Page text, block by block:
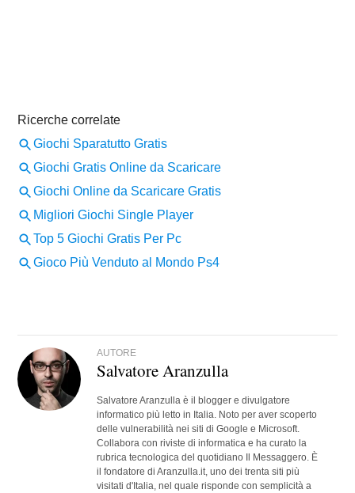
AUTORE
Salvatore Aranzulla
Salvatore Aranzulla è il blogger e divulgatore
informatico più letto in Italia. Noto per aver scoperto
delle vulnerabilità nei siti di Google e Microsoft.
Collabora con riviste di informatica e ha curato la
rubrica tecnologica del quotidiano Il Messaggero. È
il fondatore di Aranzulla.it, uno dei trenta siti più
visitati d'Italia, nel quale risponde con semplicità a